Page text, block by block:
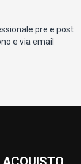
pre e post
e via email